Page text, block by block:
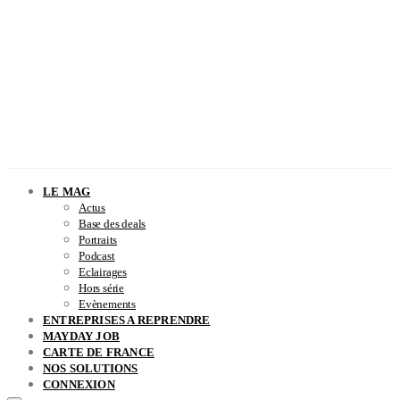
LE MAG
Actus
Base des deals
Portraits
Podcast
Eclairages
Hors série
Evènements
ENTREPRISES A REPRENDRE
MAYDAY JOB
CARTE DE FRANCE
NOS SOLUTIONS
CONNEXION